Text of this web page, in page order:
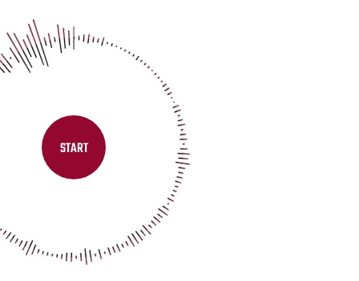
START